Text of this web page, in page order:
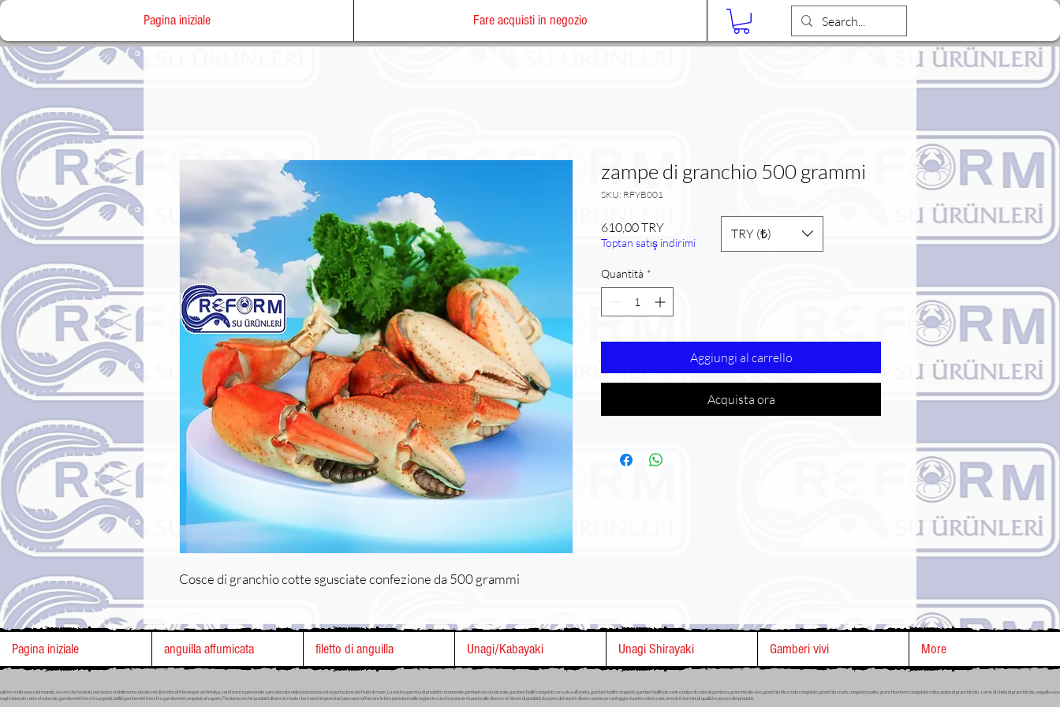
Pagina iniziale Fare acquisti in negozio
Cosce di granchio cotte sgusciate confezione da 500 grammi
zampe di granchio 500 grammi
SKU: RFYB001
610,00 TRYPrezzo
Toptan satış indirimi
Quantità *
Aggiungi al carrello
Acquista ora
TRY (₺)
Pagina iniziale anguilla affumicata filetto di anguilla Unagi/Kabayaki Unagi Shirayaki Gamberi vivi More
in molti paesi del mondo, sia vivi che lavorati, nel nostro stabilimento situato nel distretto di Manavgat ad Antalya, con il nostro personale specializzato nella lavorazione ed esportazione dei frutti di mare. La nostra gamma di prodotti comprende gamberi vivi al naturale, gamberi bolliti congelati con salsa all'aneto, gamberi bolliti congelati, gamberi bolliti piccanti e polpa di coda di gambero, granchio blu vivo, granchio blu crudo congelato, granchio crudo congelato pulito, granchio intero congelato cotto, polpa di granchio blu , carne di chela di granchio blu, anguilla
kabayaki cotto al naturale, gamberetti freschi surgelati, bolliti gamberetti freschi e gamberetti congelati al vapore. Forniamo anche prodotti diversi in modo che i nostri importatori possano rafforzare le loro posizioni nelle regioni in cui si trovano in risposta alle diverse richieste di prodotti da parte dei nostri clienti e avere un vantaggio rispetto ai loro concorrenti in termini di qualità e prezzo dei prodotti.